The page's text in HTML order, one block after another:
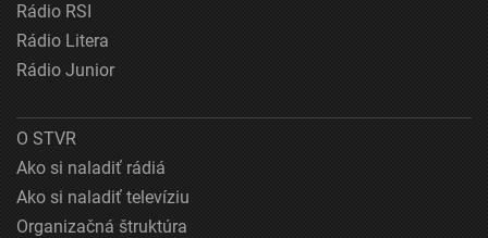
Rádio RSI
Rádio Litera
Rádio Junior
O STVR
Ako si naladiť rádiá
Ako si naladiť televíziu
Organizačná štruktúra